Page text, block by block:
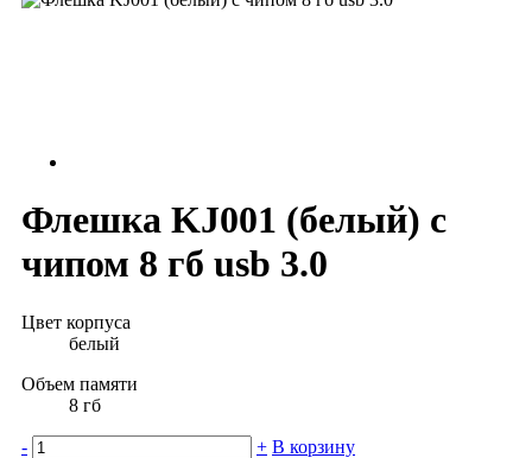
Флешка KJ001 (белый) с
чипом 8 гб usb 3.0
Цвет корпуса
белый
Объем памяти
8 гб
- + В корзину